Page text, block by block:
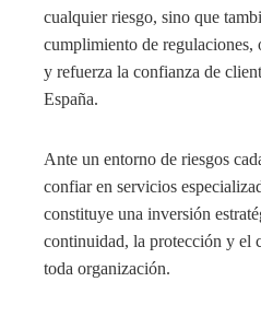
cualquier riesgo, sino que
cumplimiento de regulaciones,
y refuerza la confianza de
España.
Ante un entorno de riesgos
confiar en servicios
constituye una inversión
continuidad, la protección y el
toda organización.